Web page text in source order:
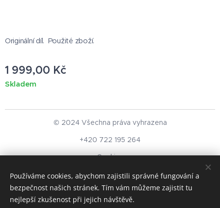
Originální díl. Použité zboží.
1 999,00 Kč
Skladem
© 2024 Všechna práva vyhrazena
+420 722 195 264
Cookies
Měna
CZK Kč
EUR €
Používáme cookies, abychom zajistili správné fungování a
bezpečnost našich stránek. Tím vám můžeme zajistit tu
nejlepší zkušenost při jejich návštěvě.